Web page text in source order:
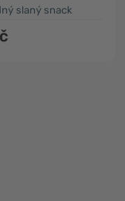
slaný snack